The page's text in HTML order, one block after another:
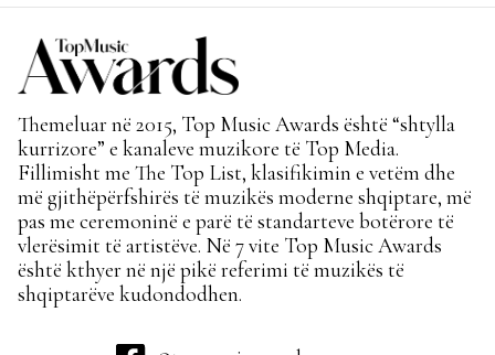
Themeluar në 2015, Top Music Awards është “shtylla
kurrizore” e kanaleve muzikore të Top Media.
Fillimisht me The Top List, klasifikimin e vetëm dhe
më gjithëpërfshirës të muzikës moderne shqiptare, më
pas me ceremoninë e parë të standarteve botërore të
vlerësimit të artistëve. Në 7 vite Top Music Awards
është kthyer në një pikë referimi të muzikës të
shqiptarëve kudondodhen.